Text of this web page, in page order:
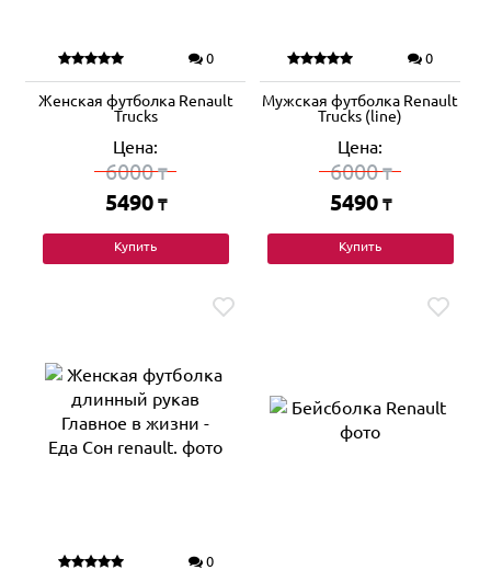
0
Женская футболка Renault
Trucks
Цена:
6000₸
5490 ₸
Купить
0
Мужская футболка Renault
Trucks (line)
Цена:
6000₸
5490 ₸
Купить
0